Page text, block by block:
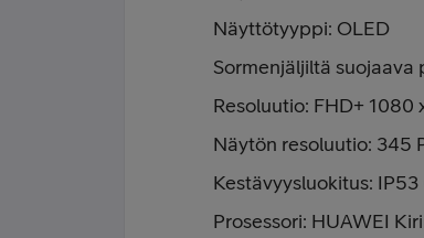
Näyttötyyppi: OLED
Sormenjäljiltä
Resoluutio: FHD+ 1080
Näytön resoluutio: 345
Kestävyysluokitus:
Prosessori: HUAWEI